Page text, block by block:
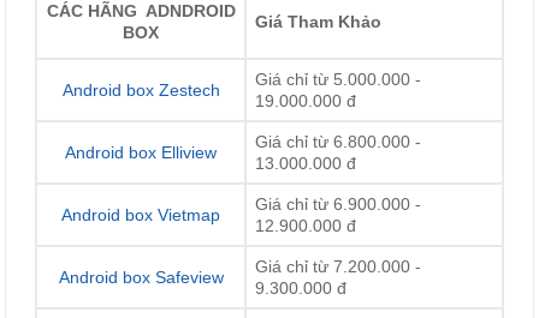
CÁC HÃNG ADNDROID
BOX
Giá Tham Khảo
Android box Zestech
Giá chỉ từ 5.000.000 -
19.000.000 đ
Android box Elliview
Giá chỉ từ 6.800.000 -
13.000.000 đ
Android box Vietmap
Giá chỉ từ 6.900.000 -
12.900.000 đ
Android box Safeview
Giá chỉ từ 7.200.000 -
9.300.000 đ